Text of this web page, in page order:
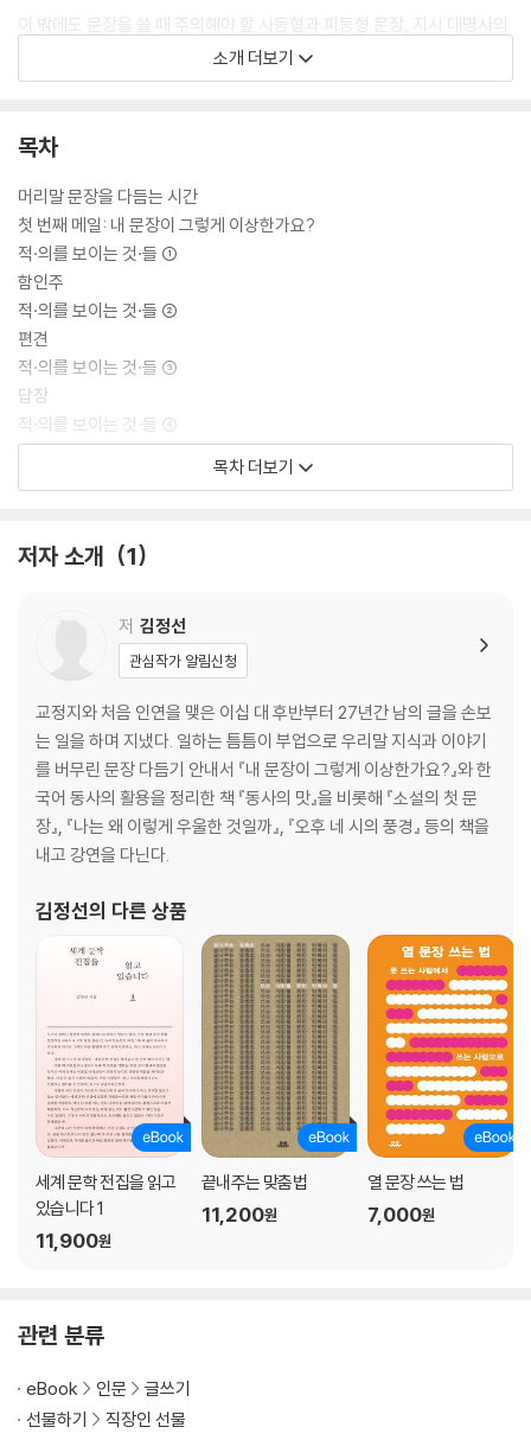
이 밖에도 문장을 쓸 때 주의해야 할 사동형과 피동형 문장, 지시 대명사의
사용 등 우리가 편안한 우리말 문장을 지을 때 염두에 두어야 하는 내용까
지 살뜰하게 정리했다. 내가 쓰고도 잘 썼는지, 우리말 표현이 어색하지는
다.
소개 더보기
목차
머리말 문장을 다듬는 시간
첫 번째 메일: 내 문장이 그렇게 이상한가요?
적·의를 보이는 것·들 ①
함인주
적·의를 보이는 것·들 ②
편견
적·의를 보이는 것·들 ③
답장
적·의를 보이는 것·들 ④
감기
두 번째 메일: 뭔가 오해를 하신 모양이네요
굳이 있다고 쓰지 않아도 어차피 있는 ③
교정지
지적으로 게을러 보이게 만드는 표현 ①
수건돌리기
지적으로 게을러 보이게 만드는 표현 ②
기억
지적으로 게을러 보이게 만드는 표현 ③
함인주의 문장 ①
함인주의 문장 ②
내 문장은 대체 어디에서 와서 어디로 가는 걸까? ①
함인주의 문장 ③
내 문장은 대체 어디에서 와서 어디로 가는 걸까? ②
당신 문장은 이상합니다
내 문장은 대체 어디에서 와서 어디로 가는 걸까? ③
손사래
내 문장은 대체 어디에서 와서 어디로 가는 걸까? ④
도서관
당하고 시키는 말로 뒤덮인 문장 ①
세 번째 메일: 내 문장을 쓴다는 게 가능한 일인가요?
당하고 시키는 말로 뒤덮인 문장 ②
네 번째 메일: 몸에 새기는 문장
당하고 시키는 말로 뒤덮인 문장 ④
사랑을 할 때와 사랑할 때의 차이
답장: 이젠 없는 나와 아직 없는 나
목차 더보기
저자 소개 1
저 김정선
관심작가 알림신청
교정지와 처음 인연을 맺은 이십 대 후반부터 27년간 남의 글을 손보
는 일을 하며 지냈다. 일하는 틈틈이 부업으로 우리말 지식과 이야기
를 버무린 문장 다듬기 안내서 『내 문장이 그렇게 이상한가요?』와 한
국어 동사의 활용을 정리한 책 『동사의 맛』을 비롯해 『소설의 첫 문
장』, 『나는 왜 이렇게 우울한 것일까』, 『오후 네 시의 풍경』 등의 책을
내고 강연을 다닌다.
김정선의 다른 상품
세계 문학 전집을 읽고
있습니다 1
11,900원
끝내주는 맞춤법
11,200원
열 문장 쓰는 법
7,000원
관련 분류
eBook 인문
글쓰기
선물하기
직장인 선물